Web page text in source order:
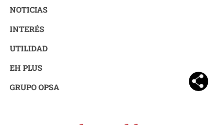
NOTICIAS
INTERÉS
UTILIDAD
EH PLUS
GRUPO OPSA